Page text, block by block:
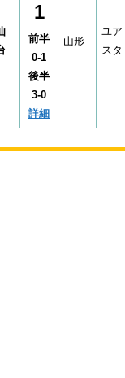
1
前半
0-1
後半
3-0
詳細
山形
ユア
スタ